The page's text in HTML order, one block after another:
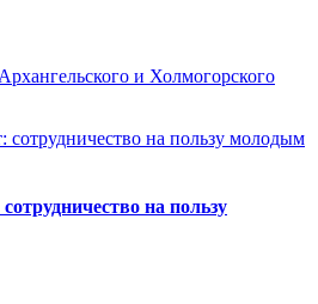
и Холмогорского
на пользу